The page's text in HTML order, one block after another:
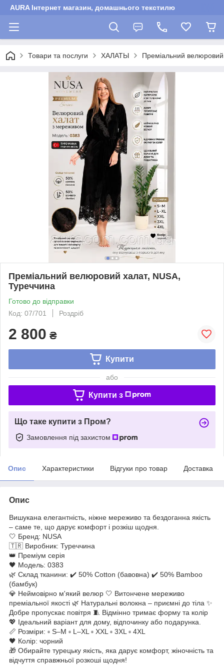
AURA Інтернет магазин, домашнього текстилю
Товари та послуги ХАЛАТЫ Преміальний
Преміальний велюровий халат, NUSA,
Туреччина
Готово до відправки
Код: 07/701
Роздріб
2 800 ₴
Купити
або
Купити з
Що таке купити з Пром?
Замовлення під захистом
Опис Характеристики Відгуки про товар Доставка
Опис
Вишукана елегантність, ніжне мереживо та бездоганна якість
– саме те, що дарує комфорт і розкіш щодня.
🤍 Бренд: NUSA
🇹🇷 Виробник: Туреччина
👑 Преміум серія
🖤 Модель: 0383
🌿 Склад тканини: ✔️ 50% Cotton (бавовна) ✔️ 50% Bamboo
(бамбук)
💎 Неймовірно м'який велюр 🤍 Витончене мереживо
преміальної якості 🌿 Натуральні волокна – приємні до тіла ✨
Добре пропускає повітря 🧵 Відмінно тримає форму та колір
💖 Ідеальний варіант для дому, відпочинку або подарунка.
📏 Розміри: ▫️ S–M ▫️ L–XL ▫️ XXL ▫️ 3XL ▫️ 4XL
🖤 Колір: чорний
🎁 Обирайте турецьку якість, яка дарує комфорт, жіночність та
відчуття справжньої розкоші щодня!